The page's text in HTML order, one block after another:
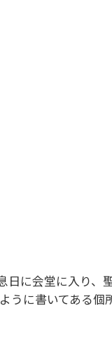
に会堂に入り、
に書いてある個